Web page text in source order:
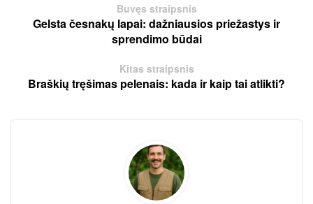
Buvęs straipsnis
Gelsta česnakų lapai: dažniausios priežastys ir
sprendimo būdai
Kitas straipsnis
Braškių tręšimas pelenais: kada ir kaip tai atlikti?